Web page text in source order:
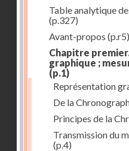
Table analytique
(p.327)
Avant-propos (p.r5)
Chapitre
graphique ;
(p.1)
Représentation
De la
Principes de la
Transmission du
(p.4)